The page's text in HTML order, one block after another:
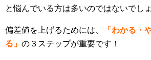
と悩んでいる方は多いのではないでしょ
偏差値を上げるためには、
「わかる・
る」 の３ステップが重要です！